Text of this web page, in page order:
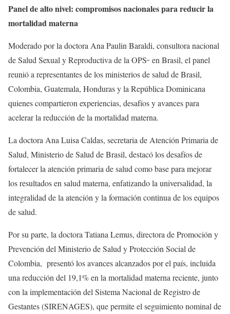
Panel de alto nivel: compromisos nacionales para reducir la
mortalidad materna
Moderado por la doctora Ana Paulin Baraldi, consultora nacional
de Salud Sexual y Reproductiva de la OPS en Brasil, el panel
reunió a representantes de los ministerios de salud de Brasil,
Colombia, Guatemala, Honduras y la República Dominicana
quienes compartieron experiencias, desafíos y avances para
acelerar la reducción de la mortalidad materna.
La doctora Ana Luisa Caldas, secretaria de Atención Primaria de
Salud, Ministerio de Salud de Brasil, destacó los desafíos de
fortalecer la atención primaria de salud como base para mejorar
los resultados en salud materna, enfatizando la universalidad, la
integralidad de la atención y la formación continua de los equipos
de salud.
Por su parte, la doctora Tatiana Lemus, directora de Promoción y
Prevención del Ministerio de Salud y Protección Social de
Colombia, presentó los avances alcanzados por el país, incluida
una reducción del 19,1% en la mortalidad materna reciente, junto
con la implementación del Sistema Nacional de Registro de
Gestantes (SIRENAGES), que permite el seguimiento nominal de